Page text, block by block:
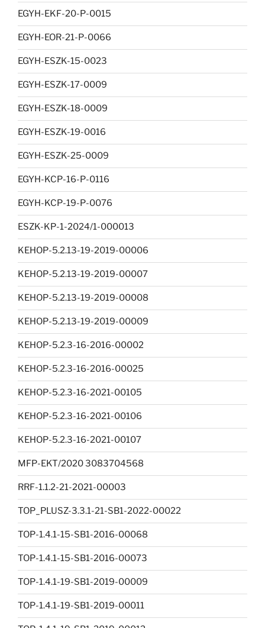
EGYH-EKF-20-P-0015
EGYH-EOR-21-P-0066
EGYH-ESZK-15-0023
EGYH-ESZK-17-0009
EGYH-ESZK-18-0009
EGYH-ESZK-19-0016
EGYH-ESZK-25-0009
EGYH-KCP-16-P-0116
EGYH-KCP-19-P-0076
ESZK-KP-1-2024/1-000013
KEHOP-5.2.13-19-2019-00006
KEHOP-5.2.13-19-2019-00007
KEHOP-5.2.13-19-2019-00008
KEHOP-5.2.13-19-2019-00009
KEHOP-5.2.3-16-2016-00002
KEHOP-5.2.3-16-2016-00025
KEHOP-5.2.3-16-2021-00105
KEHOP-5.2.3-16-2021-00106
KEHOP-5.2.3-16-2021-00107
MFP-EKT/2020 3083704568
RRF-1.1.2-21-2021-00003
TOP_PLUSZ-3.3.1-21-SB1-2022-00022
TOP-1.4.1-15-SB1-2016-00068
TOP-1.4.1-15-SB1-2016-00073
TOP-1.4.1-19-SB1-2019-00009
TOP-1.4.1-19-SB1-2019-00011